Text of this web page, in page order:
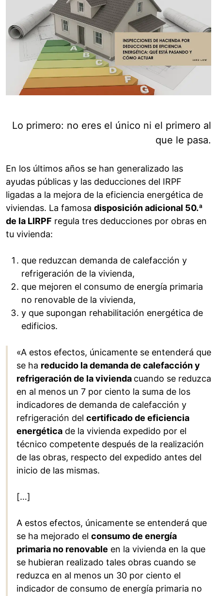
Lo primero: no eres el único ni el primero al
que le pasa.
En los últimos años se han generalizado las
ayudas públicas y las deducciones del IRPF
ligadas a la mejora de la eficiencia energética de
viviendas. La famosa disposición adicional 50.ª
de la LIRPF regula tres deducciones por obras en
tu vivienda:
que reduzcan demanda de calefacción y
refrigeración de la vivienda,
que mejoren el consumo de energía primaria
no renovable de la vivienda,
y que supongan rehabilitación energética de
edificios.
«A estos efectos, únicamente se entenderá que
se ha reducido la demanda de calefacción y
refrigeración de la vivienda cuando se reduzca
en al menos un 7 por ciento la suma de los
indicadores de demanda de calefacción y
refrigeración del certificado de eficiencia
energética de la vivienda expedido por el
técnico competente después de la realización
de las obras, respecto del expedido antes del
inicio de las mismas.
[…]
A estos efectos, únicamente se entenderá que
se ha mejorado el consumo de energía
primaria no renovable en la vivienda en la que
se hubieran realizado tales obras cuando se
reduzca en al menos un 30 por ciento el
indicador de consumo de energía primaria no